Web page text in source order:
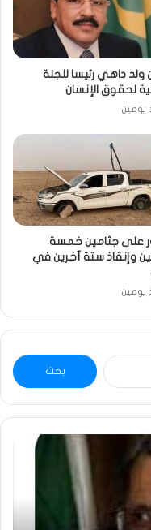
ولد داهي رئيسا للجنة
لحقوق الإنسان
يومين
على جثامين خمسة
وإنقاذ ستة آخرين في
يومين
البحث
عن: